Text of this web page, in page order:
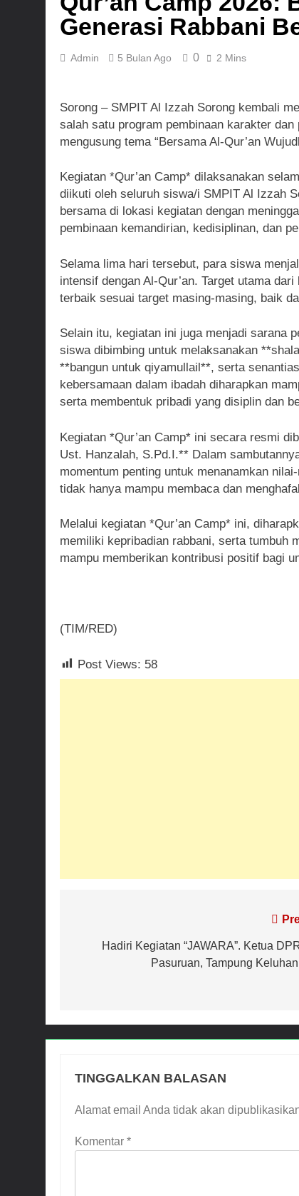
2 Hari Ago
Generasi Rabbani
Admin 5 Bulan Ago 0 2 Mins
Sorong – SMPIT Al Izzah Sorong kembali
salah satu program pembinaan karakter
mengusung tema “Bersama Al-Qur’an
Kegiatan *Qur’an Camp* dilaksanakan
diikuti oleh seluruh siswa/i SMPIT Al Izzah
bersama di lokasi kegiatan dengan
pembinaan kemandirian, kedisiplinan, dan
Selama lima hari tersebut, para siswa
intensif dengan Al-Qur’an. Target utama
terbaik sesuai target masing-masing, baik
Selain itu, kegiatan ini juga menjadi sarana
siswa dibimbing untuk melaksanakan
**bangun untuk qiyamullail**, serta
kebersamaan dalam ibadah diharapkan
serta membentuk pribadi yang disiplin dan
Kegiatan *Qur’an Camp* ini secara resmi
Ust. Hanzalah, S.Pd.I.** Dalam
momentum penting untuk menanamkan
tidak hanya mampu membaca dan
Melalui kegiatan *Qur’an Camp* ini,
memiliki kepribadian rabbani, serta tumbuh
mampu memberikan kontribusi positif bagi
(TIM/RED)
Post Views: 58
posHadiri Kegiatan “JAWARA”. Ketua
Pasuruan, Tampung
TINGGALKAN BALASAN
Alamat email Anda tidak akan
Komentar *